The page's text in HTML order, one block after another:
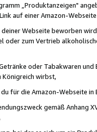
„Produktanzeigen"
auf einer Amazon-
Webseite beworben
oder zum Vertrieb
oder Tabakwaren
Königreich wirbst,
für die Amazon-Webseite in
gemäß Anhang